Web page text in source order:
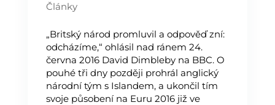
Články
„Britský národ promluvil a odpověď zní:
odcházíme,“ ohlásil nad ránem 24.
června 2016 David Dimbleby na BBC. O
pouhé tři dny později prohrál anglický
národní tým s Islandem, a ukončil tím
svoje působení na Euru 2016 již ve